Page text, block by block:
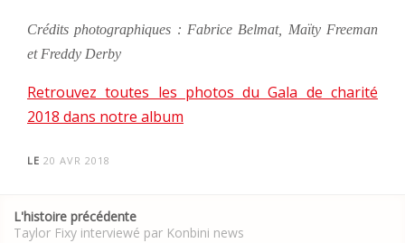
Crédits photographiques : Fabrice Belmat, Maïty Freeman
et Freddy Derby
Retrouvez toutes les photos du Gala de charité
2018 dans notre album
LE 20 AVR 2018
Post
navigation
L'histoire précédente
Taylor Fixy interviewé par Konbini news